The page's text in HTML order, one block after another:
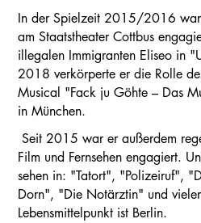
In der Spielzeit 2015/2016
am Staatstheater Cottbus
illegalen Immigranten Eliseo in
2018 verkörperte er die Rolle
Musical "Fack ju Göhte – Das
in München.
Seit 2015 war er außerdem
Film und Fernsehen engagiert.
sehen in: "Tatort", "Polizeiruf",
Dorn", "Die Notärztin" und
Lebensmittelpunkt ist Berlin.